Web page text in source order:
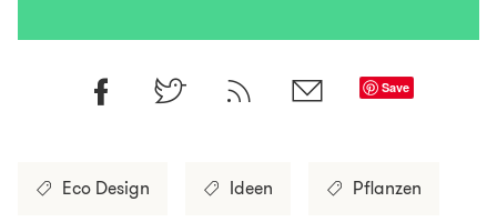
Save
Eco Design Ideen Pflanzen